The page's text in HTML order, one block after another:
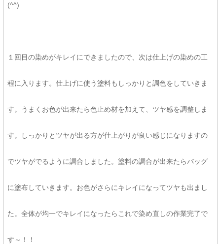
(^^)
１回目の染めがキレイにできましたので、次は仕上げの染めの工
程に入ります。仕上げに使う塗料もしっかりと調色をしていきま
す。うまくお色が出来たら色止め材を加えて、ツヤ感を調整しま
す。しっかりとツヤが出る方が仕上がりが良い感じになりますの
でツヤがでるように調合しました。塗料の調合が出来たらバッグ
に塗布していきます。お色がさらにキレイになってツヤも出まし
た。全体が均一でキレイになったらこれで染め直しの作業完了で
す～！！